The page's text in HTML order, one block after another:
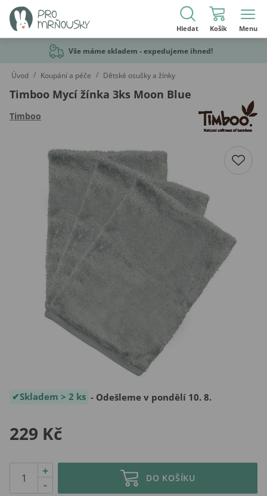
Hledat Košík Menu
Vše máme skladem - expedujeme ihned!
Úvod / Koupání a péče / Dětské osušky a žínky
Timboo Mycí žínka 3ks Moon Blue
Timboo
Skladem > 2 ks - Odešleme v pondělí 10. 8.
229 Kč
-
+
DO KOŠÍKU